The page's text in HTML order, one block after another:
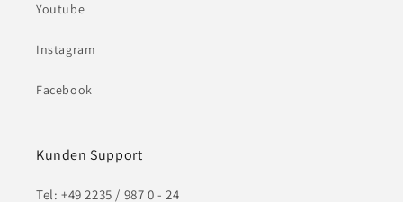
Youtube
Instagram
Facebook
Kunden Support
Tel: +49 2235 / 987 0 - 24